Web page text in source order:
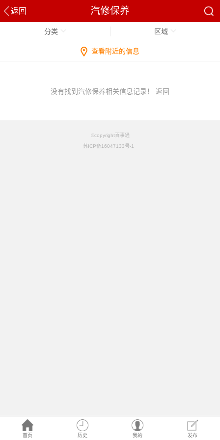
返回 汽修保养
首页 历史 我的 发布
分类 区域
查看附近的信息
没有找到汽修保养相关信息记录！ 返回
©copyright百事通
苏ICP备16047133号-1